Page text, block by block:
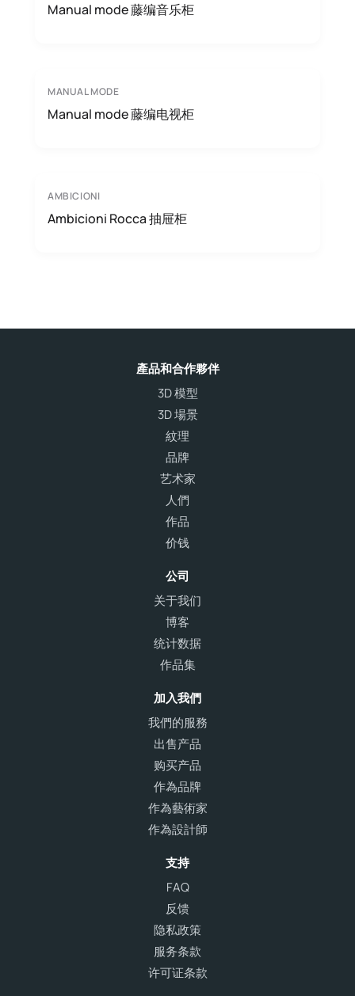
Manual mode 藤编音乐柜
MANUAL MODE
Manual mode 藤编电视柜
AMBICIONI
Ambicioni Rocca 抽屉柜
產品和合作夥伴
3D 模型
3D 場景
紋理
品牌
艺术家
人們
作品
价钱
公司
关于我们
博客
统计数据
作品集
加入我們
我們的服務
出售产品
购买产品
作為品牌
作為藝術家
作為設計師
支持
FAQ
反馈
隐私政策
服务条款
许可证条款